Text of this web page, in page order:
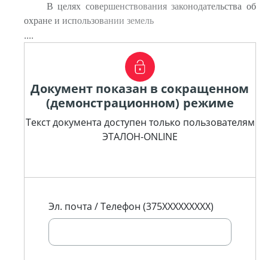
В целях совершенствования законодательства об
охране и использовании земель
....
Документ показан в сокращенном
(демонстрационном) режиме
Текст документа доступен только пользователям
ЭТАЛОН-ONLINE
Эл. почта / Телефон (375XXXXXXXXX)